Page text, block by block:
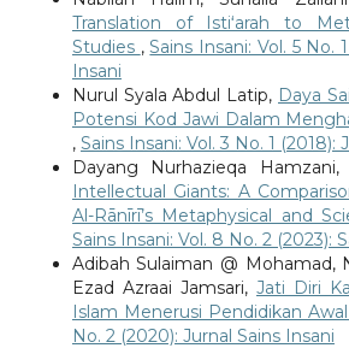
Translation of Istiʻarah to
Studies ,Sains Insani: Vol. 5 No.
Insani
Nurul Syala Abdul Latip, Daya
Potensi Kod Jawi Dalam
, Sains Insani: Vol. 3 No. 1 (2018):
Dayang Nurhazieqa
Intellectual Giants: A
Al-Rānīrī’s Metaphysical and
Sains Insani: Vol. 8 No. 2 (2023):
Adibah Sulaiman @ Mohamad,
Ezad Azraai Jamsari, Jati Diri
Islam Menerusi Pendidikan Awal
No. 2 (2020): Jurnal Sains Insani